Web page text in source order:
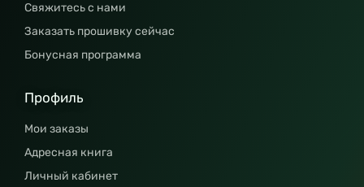
Свяжитесь с нами
Заказать прошивку сейчас
Бонусная программа
Профиль
Мои заказы
Адресная книга
Личный кабинет